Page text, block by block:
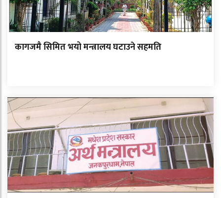
कागजमै सिमित भयो मन्त्रालय घटाउने सहमति